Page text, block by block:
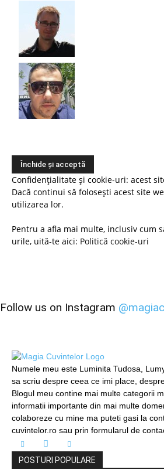
Confidențialitate și cookie-uri: acest
Dacă continui să folosești acest site
utilizarea lor.
Pentru a afla mai multe, inclusiv cum
urile, uită-te aici: Politică cookie-uri
Follow us on Instagram
Numele meu este Luminita Tudosa,
sa scriu despre ceea ce imi place,
Blogul meu contine mai multe categorii
informatii importante din mai multe
colaboreze cu mine ma puteti gasi la
cuvintelor.ro sau prin formularul de
POSTURI POPULARE